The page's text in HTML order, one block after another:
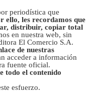
periodística que
ello, les recordamos que
distribuir, copiar total
en nuestra web, sin
El Comercio S.A.
de nuestras
acceder a información
fuente oficial.
todo el contenido
esfuerzo.